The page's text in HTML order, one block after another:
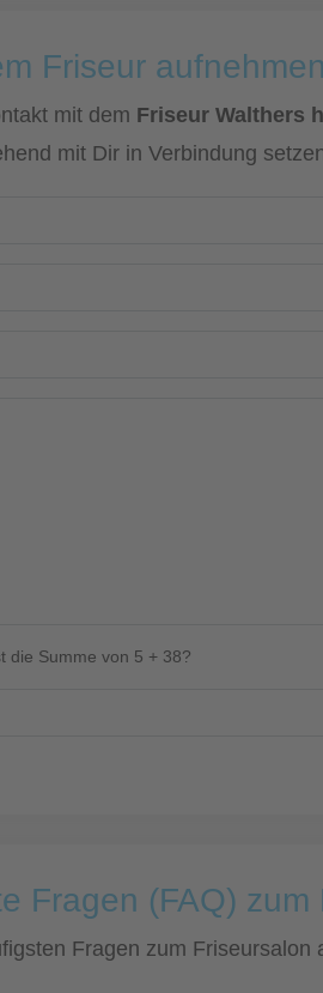
Friseur aufnehmen
mit dem Friseur Walthers
mit Dir in Verbindung
die Summe von 5 + 38?
Fragen (FAQ) zum
Fragen zum Friseursalon